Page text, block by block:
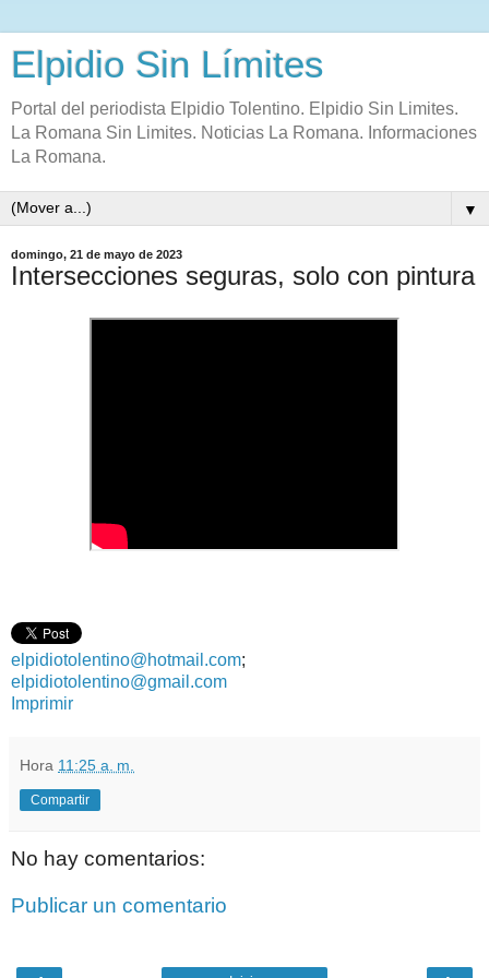
Elpidio Sin Límites
Portal del periodista Elpidio Tolentino. Elpidio Sin Limites.
La Romana Sin Limites. Noticias La Romana. Informaciones
La Romana.
▼
domingo, 21 de mayo de 2023
Intersecciones seguras, solo con pintura
elpidiotolentino@hotmail.com;
elpidiotolentino@gmail.com
Imprimir
Hora 11:25 a. m.
Compartir
No hay comentarios:
Publicar un comentario